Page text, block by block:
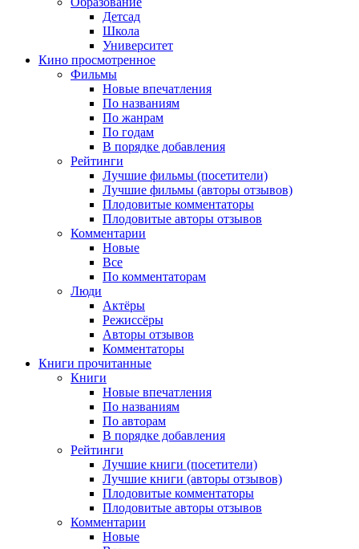
Детсад
Школа
Университет
Кино просмотренное
Фильмы
Новые впечатления
По названиям
По жанрам
По годам
В порядке добавления
Рейтинги
Лучшие фильмы (посетители)
Лучшие фильмы (авторы отзывов)
Плодовитые комментаторы
Плодовитые авторы отзывов
Комментарии
Новые
Все
По комментаторам
Люди
Актёры
Режиссёры
Авторы отзывов
Комментаторы
Книги прочитанные
Книги
Новые впечатления
По названиям
По авторам
В порядке добавления
Рейтинги
Лучшие книги (посетители)
Лучшие книги (авторы отзывов)
Плодовитые комментаторы
Плодовитые авторы отзывов
Комментарии
Новые